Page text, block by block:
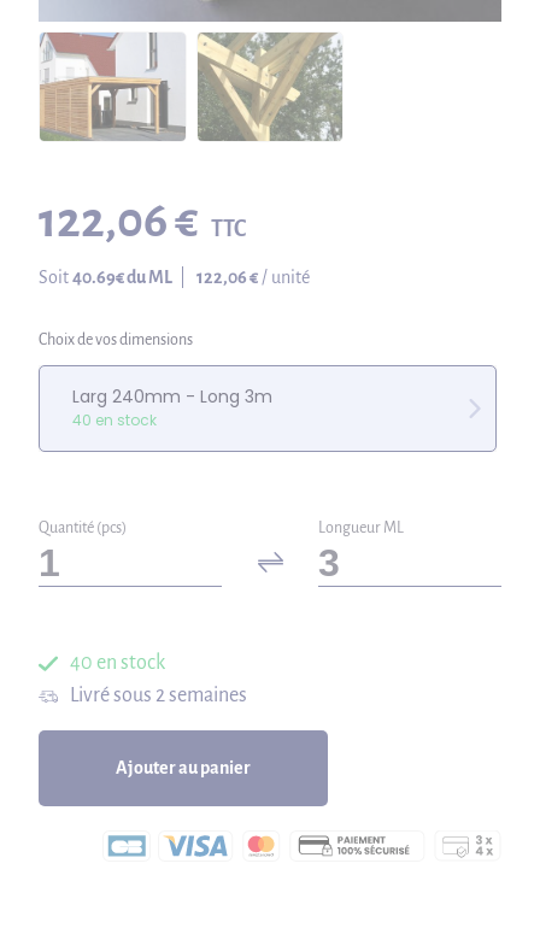
122,06 € TTC
Soit40.69€ du ML 122,06 € / unité
Choix de vos dimensions
Larg 240mm - Long 3m
40 en stock
Quantité (pcs) Longueur ML
40 en stock
Livré sous 2 semaines
Ajouter au panier